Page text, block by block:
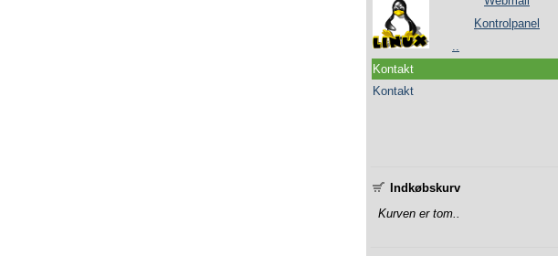
Kontrolpanel
Kontakt
Kontakt
Indkøbskurv
Kurven er tom..